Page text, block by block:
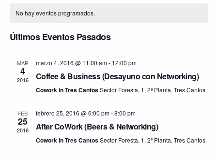
deNo hay eventos programados.
Últimos Eventos Pasados
MAR
4
2016
marzo 4, 2016 @ 11:00 am- 12:00 pm
Coffee & Business (Desayuno con Networking)
Cowork in Tres CantosSector Foresta, 1, 2ª Planta, Tres Cantos
FEB
25
2016
febrero 25, 2016 @ 6:00 pm-8:00 pm
After CoWork (Beers & Networking)
Cowork in Tres CantosSector Foresta, 1, 2ª Planta, Tres Cantos